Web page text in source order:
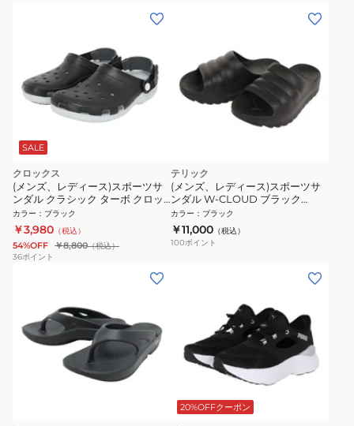
SALE
クロックス
(メンズ、レディース)スポーツサ
ンダル クラシック ターボ クロッ
グ ブラック 211287-001 シャワー
サンダル
カラー ： ブラック
￥3,980 （税込）
54%OFF ￥8,800（税込）
36ポイント
テリック
(メンズ、レディース)スポーツサ
ンダル W-CLOUD ブラック
341343 軽量 厚底 クッション性 衝
撃吸収 抗菌 スライド シャワサン
レジャー
カラー ： ブラック
￥11,000 （税込）
100ポイント
20%OFFクーポン